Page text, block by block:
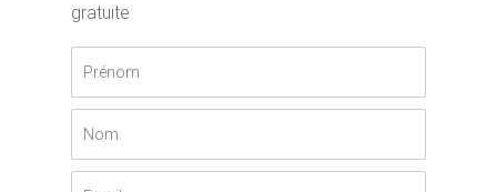
gratuite